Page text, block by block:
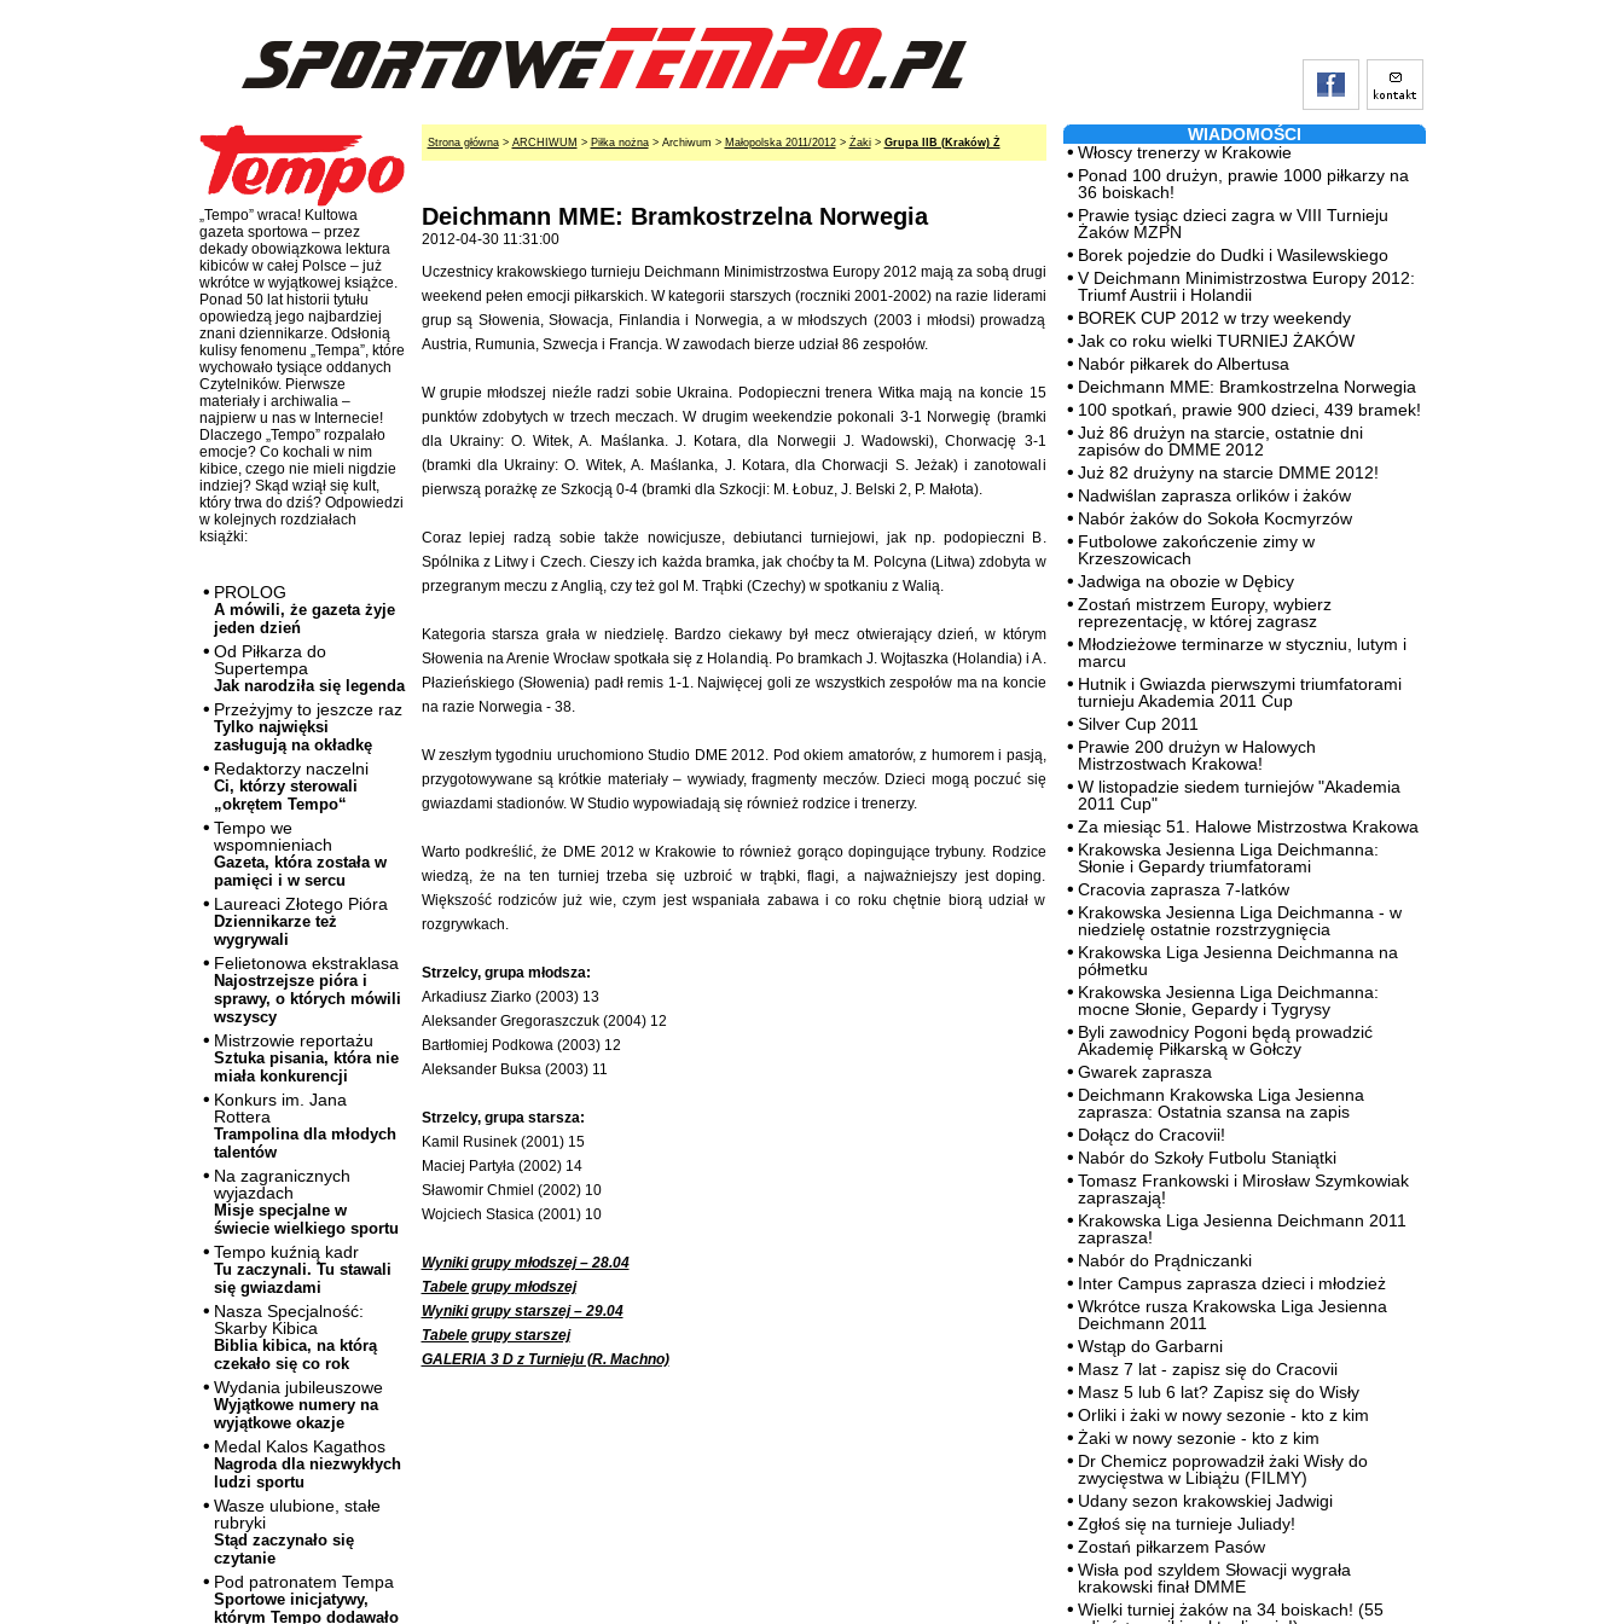
„Tempo” wraca! Kultowa
gazeta sportowa – przez
dekady obowiązkowa lektura
kibiców w całej Polsce – już
wkrótce w wyjątkowej książce.
Ponad 50 lat historii tytułu
opowiedzą jego najbardziej
znani dziennikarze. Odsłonią
kulisy fenomenu „Tempa”, które
wychowało tysiące oddanych
Czytelników. Pierwsze
materiały i archiwalia –
najpierw u nas w Internecie!
Dlaczego „Tempo” rozpalało
emocje? Co kochali w nim
kibice, czego nie mieli nigdzie
indziej? Skąd wziął się kult,
który trwa do dziś? Odpowiedzi
w kolejnych rozdziałach
książki:
PROLOG
A mówili, że gazeta żyje
jeden dzień
Od Piłkarza do
Supertempa
Jak narodziła się legenda
Przeżyjmy to jeszcze raz
Tylko najwięksi
zasługują na okładkę
Redaktorzy naczelni
Ci, którzy sterowali
„okrętem Tempo“
Tempo we
wspomnieniach
Gazeta, która została w
pamięci i w sercu
Laureaci Złotego Pióra
Dziennikarze też
wygrywali
Felietonowa ekstraklasa
Najostrzejsze pióra i
sprawy, o których mówili
wszyscy
Mistrzowie reportażu
Sztuka pisania, która nie
miała konkurencji
Konkurs im. Jana
Rottera
Trampolina dla młodych
talentów
Na zagranicznych
wyjazdach
Misje specjalne w
świecie wielkiego sportu
Tempo kuźnią kadr
Tu zaczynali. Tu stawali
się gwiazdami
Nasza Specjalność:
Skarby Kibica
Biblia kibica, na którą
czekało się co rok
Wydania jubileuszowe
Wyjątkowe numery na
wyjątkowe okazje
Medal Kalos Kagathos
Nagroda dla niezwykłych
ludzi sportu
Wasze ulubione, stałe
rubryki
Stąd zaczynało się
czytanie
Pod patronatem Tempa
Sportowe inicjatywy,
którym Tempo dodawało
Strona główna> ARCHIWUM > Piłka nożna> Archiwum > Małopolska 2011/2012> Żaki> Grupa IIB (Kraków) Ż
Deichmann MME: Bramkostrzelna Norwegia
2012-04-30 11:31:00
Uczestnicy krakowskiego turnieju Deichmann Minimistrzostwa Europy 2012 mają za sobą drugi
weekend pełen emocji piłkarskich. W kategorii starszych (roczniki 2001-2002) na razie liderami
grup są Słowenia, Słowacja, Finlandia i Norwegia, a w młodszych (2003 i młodsi) prowadzą
Austria, Rumunia, Szwecja i Francja. W zawodach bierze udział 86 zespołów.
W grupie młodszej nieźle radzi sobie Ukraina. Podopieczni trenera Witka mają na koncie 15
punktów zdobytych w trzech meczach. W drugim weekendzie pokonali 3-1 Norwegię (bramki
dla Ukrainy: O. Witek, A. Maślanka. J. Kotara, dla Norwegii J. Wadowski), Chorwację 3-1
(bramki dla Ukrainy: O. Witek, A. Maślanka, J. Kotara, dla Chorwacji S. Jeżak) i zanotowali
pierwszą porażkę ze Szkocją 0-4 (bramki dla Szkocji: M. Łobuz, J. Belski 2, P. Małota).
Coraz lepiej radzą sobie także nowicjusze, debiutanci turniejowi, jak np. podopieczni B.
Spólnika z Litwy i Czech. Cieszy ich każda bramka, jak choćby ta M. Polcyna (Litwa) zdobyta w
przegranym meczu z Anglią, czy też gol M. Trąbki (Czechy) w spotkaniu z Walią.
Kategoria starsza grała w niedzielę. Bardzo ciekawy był mecz otwierający dzień, w którym
Słowenia na Arenie Wrocław spotkała się z Holandią. Po bramkach J. Wojtaszka (Holandia) i A.
Płazieńskiego (Słowenia) padł remis 1-1. Najwięcej goli ze wszystkich zespołów ma na koncie
na razie Norwegia - 38.
W zeszłym tygodniu uruchomiono Studio DME 2012. Pod okiem amatorów, z humorem i pasją,
przygotowywane są krótkie materiały – wywiady, fragmenty meczów. Dzieci mogą poczuć się
gwiazdami stadionów. W Studio wypowiadają się również rodzice i trenerzy.
Warto podkreślić, że DME 2012 w Krakowie to również gorąco dopingujące trybuny. Rodzice
wiedzą, że na ten turniej trzeba się uzbroić w trąbki, flagi, a najważniejszy jest doping.
Większość rodziców już wie, czym jest wspaniała zabawa i co roku chętnie biorą udział w
rozgrywkach.
Strzelcy, grupa młodsza:
Arkadiusz Ziarko (2003) 13
Aleksander Gregoraszczuk (2004) 12
Bartłomiej Podkowa (2003) 12
Aleksander Buksa (2003) 11
Strzelcy, grupa starsza:
Kamil Rusinek (2001) 15
Maciej Partyła (2002) 14
Sławomir Chmiel (2002) 10
Wojciech Stasica (2001) 10
Wyniki grupy młodszej – 28.04
Tabele grupy młodszej
Wyniki grupy starszej – 29.04
Tabele grupy starszej
GALERIA 3 D z Turnieju (R. Machno)
WIADOMOŚCI
Włoscy trenerzy w Krakowie
Ponad 100 drużyn, prawie 1000 piłkarzy na
36 boiskach!
Prawie tysiąc dzieci zagra w VIII Turnieju
Żaków MZPN
Borek pojedzie do Dudki i Wasilewskiego
V Deichmann Minimistrzostwa Europy 2012:
Triumf Austrii i Holandii
BOREK CUP 2012 w trzy weekendy
Jak co roku wielki TURNIEJ ŻAKÓW
Nabór piłkarek do Albertusa
Deichmann MME: Bramkostrzelna Norwegia
100 spotkań, prawie 900 dzieci, 439 bramek!
Już 86 drużyn na starcie, ostatnie dni
zapisów do DMME 2012
Już 82 drużyny na starcie DMME 2012!
Nadwiślan zaprasza orlików i żaków
Nabór żaków do Sokoła Kocmyrzów
Futbolowe zakończenie zimy w
Krzeszowicach
Jadwiga na obozie w Dębicy
Zostań mistrzem Europy, wybierz
reprezentację, w której zagrasz
Młodzieżowe terminarze w styczniu, lutym i
marcu
Hutnik i Gwiazda pierwszymi triumfatorami
turnieju Akademia 2011 Cup
Silver Cup 2011
Prawie 200 drużyn w Halowych
Mistrzostwach Krakowa!
W listopadzie siedem turniejów "Akademia
2011 Cup"
Za miesiąc 51. Halowe Mistrzostwa Krakowa
Krakowska Jesienna Liga Deichmanna:
Słonie i Gepardy triumfatorami
Cracovia zaprasza 7-latków
Krakowska Jesienna Liga Deichmanna - w
niedzielę ostatnie rozstrzygnięcia
Krakowska Liga Jesienna Deichmanna na
półmetku
Krakowska Jesienna Liga Deichmanna:
mocne Słonie, Gepardy i Tygrysy
Byli zawodnicy Pogoni będą prowadzić
Akademię Piłkarską w Gołczy
Gwarek zaprasza
Deichmann Krakowska Liga Jesienna
zaprasza: Ostatnia szansa na zapis
Dołącz do Cracovii!
Nabór do Szkoły Futbolu Staniątki
Tomasz Frankowski i Mirosław Szymkowiak
zapraszają!
Krakowska Liga Jesienna Deichmann 2011
zaprasza!
Nabór do Prądniczanki
Inter Campus zaprasza dzieci i młodzież
Wkrótce rusza Krakowska Liga Jesienna
Deichmann 2011
Wstąp do Garbarni
Masz 7 lat - zapisz się do Cracovii
Masz 5 lub 6 lat? Zapisz się do Wisły
Orliki i żaki w nowy sezonie - kto z kim
Żaki w nowy sezonie - kto z kim
Dr Chemicz poprowadził żaki Wisły do
zwycięstwa w Libiążu (FILMY)
Udany sezon krakowskiej Jadwigi
Zgłoś się na turnieje Juliady!
Zostań piłkarzem Pasów
Wisła pod szyldem Słowacji wygrała
krakowski finał DMME
Wielki turniej żaków na 34 boiskach! (55